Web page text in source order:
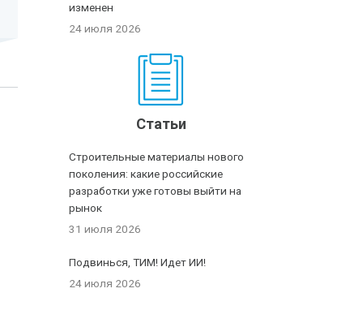
изменен
24 июля 2026
Статьи
Строительные материалы нового
поколения: какие российские
разработки уже готовы выйти на
рынок
31 июля 2026
Подвинься, ТИМ! Идет ИИ!
24 июля 2026